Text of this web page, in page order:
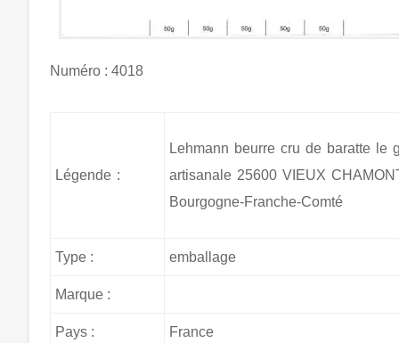
Numéro : 4018
Légende :
Lehmann beurre cru de baratte le
artisanale 25600 VIEUX
Bourgogne-Franche-Comté
Type : emballage
Marque :
Pays : France